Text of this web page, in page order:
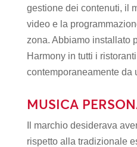
gestione dei contenuti, il
video e la
zona. Abbiamo installato
Harmony in tutti i
contemporaneamente da
MUSICA
Il marchio desiderava
rispetto alla tradizionale